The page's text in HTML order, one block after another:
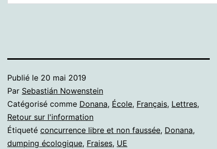
Publié le 20 mai 2019
Par Sebastián Nowenstein
Catégorisé comme Donana, École, Français, Lettres,
Retour sur l'information
Étiqueté concurrence libre et non faussée, Donana,
dumping écologique, Fraises, UE